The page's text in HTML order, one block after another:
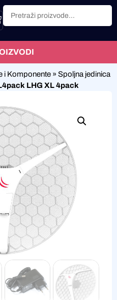
i Komponente » Spoljna jedinica
LHG XL 4pack